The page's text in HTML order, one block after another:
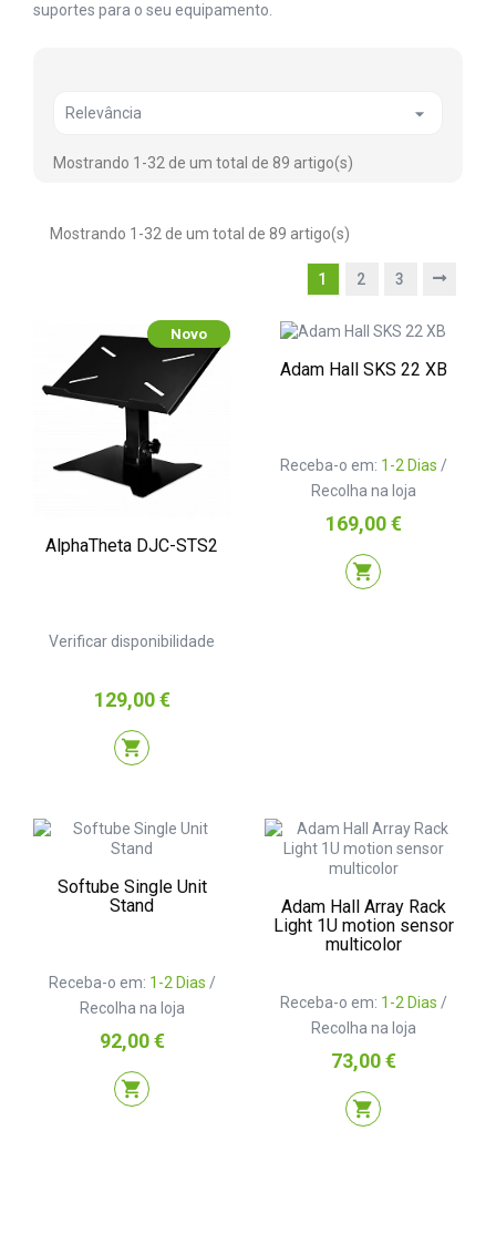
suportes para o seu equipamento.
Relevância 
Mostrando 1-32 de um total de 89 artigo(s)
Mostrando 1-32 de um total de 89 artigo(s)
1 2 3
Novo
AlphaTheta DJC-STS2
Verificar disponibilidade
Preço
129,00 €
shopping_cart
Adam Hall SKS 22 XB
Receba-o em: 1-2 Dias /
Recolha na loja
Preço
169,00 €
shopping_cart
Softube Single Unit
Stand
Receba-o em: 1-2 Dias /
Recolha na loja
Preço
92,00 €
shopping_cart
Adam Hall Array Rack
Light 1U motion sensor
multicolor
Receba-o em: 1-2 Dias /
Recolha na loja
Preço
73,00 €
shopping_cart